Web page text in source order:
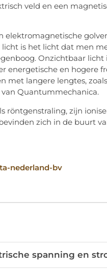
veld en een
is het licht dat men
Onzichtbaar
energetische en hogere
met langere lengtes,
Quantummechanica.
röntgenstraling, zijn
zich in de buurt
nederland-bv
spanning en